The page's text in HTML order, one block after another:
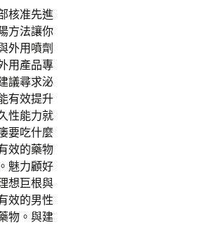
核准先進
方法讓你
外用噴劑
用產品專
議尋求泌
有效提升
性能力就
要吃什麼
效的藥物
魅力顧好
想巨根與
效的男性
物。與建